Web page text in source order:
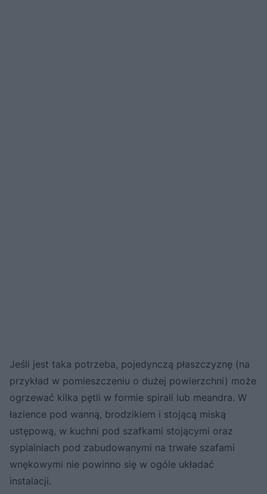
Jeśli jest taka potrzeba, pojedynczą płaszczyznę (na
przykład w pomieszczeniu o dużej powierzchni) może
ogrzewać kilka pętli w formie spirali lub meandra. W
łazience pod wanną, brodzikiem i stojącą miską
ustępową, w kuchni pod szafkami stojącymi oraz
sypialniach pod zabudowanymi na trwałe szafami
wnękowymi nie powinno się w ogóle układać
instalacji.